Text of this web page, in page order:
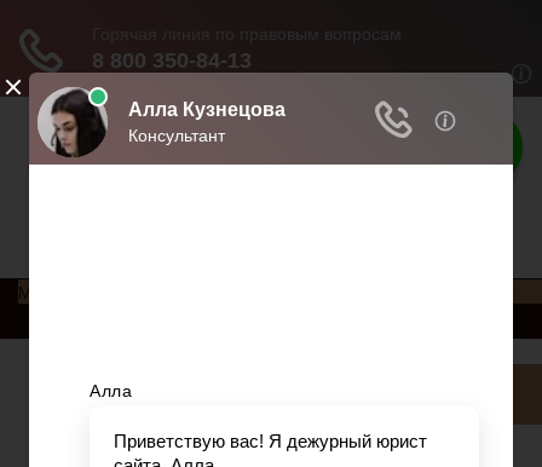
Права россиян
Меню
Социальное обеспечение
Квитанции ЖКХ